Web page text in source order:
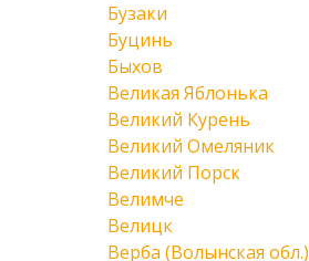
Бузаки
Буцинь
Быхов
Великая Яблонька
Великий Курень
Великий Омеляник
Великий Порск
Велимче
Велицк
Верба (Волынская обл.)